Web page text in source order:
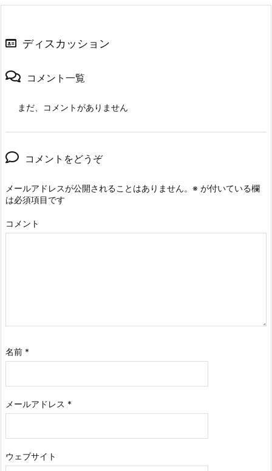
ディスカッション
コメント一覧
まだ、コメントがありません
コメントをどうぞ
メールアドレスが公開されることはありません。 ※ が付いている欄
は必須項目です
コメント
名前 *
メールアドレス *
ウェブサイト